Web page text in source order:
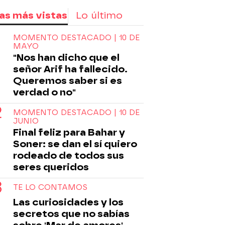
más vistas Lo último
MOMENTO DESTACADO | 10 DE
MAYO
"Nos han dicho que el
señor Arif ha fallecido.
Queremos saber si es
verdad o no"
MOMENTO DESTACADO | 10 DE
JUNIO
Final feliz para Bahar y
Soner: se dan el sí quiero
rodeado de todos sus
seres queridos
TE LO CONTAMOS
Las curiosidades y los
secretos que no sabías